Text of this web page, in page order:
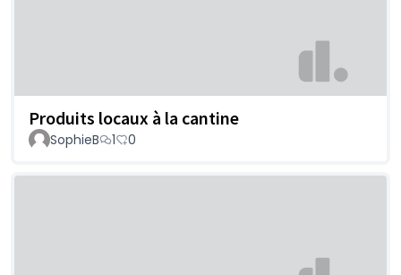
Produits locaux à la cantine
SophieB 1 0